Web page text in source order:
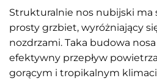
Strukturalnie nos nubijski ma
prosty grzbiet, wyróżniający
nozdrzami. Taka budowa
efektywny przepływ
gorącym i tropikalnym